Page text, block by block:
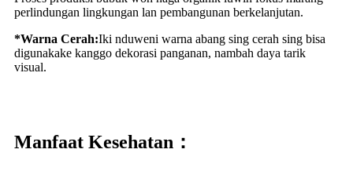
perlindungan lingkungan lan pembangunan berkelanjutan.
*Warna Cerah:Iki nduweni warna abang sing cerah sing bisa
digunakake kanggo dekorasi panganan, nambah daya tarik
visual.
Manfaat Kesehatan：